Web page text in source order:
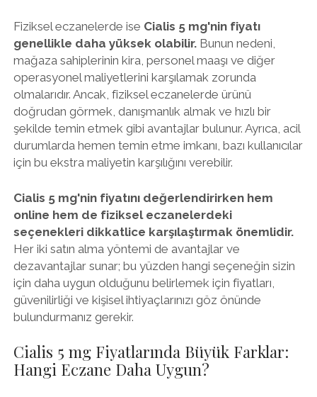
Fiziksel eczanelerde ise Cialis 5 mg'nin fiyatı
genellikle daha yüksek olabilir.Bunun nedeni,
mağaza sahiplerinin kira, personel maaşı ve diğer
operasyonel maliyetlerini karşılamak zorunda
olmalarıdır. Ancak, fiziksel eczanelerde ürünü
doğrudan görmek, danışmanlık almak ve hızlı bir
şekilde temin etmek gibi avantajlar bulunur. Ayrıca, acil
durumlarda hemen temin etme imkanı, bazı kullanıcılar
için bu ekstra maliyetin karşılığını verebilir.
Cialis 5 mg'nin fiyatını değerlendirirken hem
online hem de fiziksel eczanelerdeki
seçenekleri dikkatlice karşılaştırmak önemlidir.
Her iki satın alma yöntemi de avantajlar ve
dezavantajlar sunar; bu yüzden hangi seçeneğin sizin
için daha uygun olduğunu belirlemek için fiyatları,
güvenilirliği ve kişisel ihtiyaçlarınızı göz önünde
bulundurmanız gerekir.
Cialis 5 mg Fiyatlarında Büyük Farklar:
Hangi Eczane Daha Uygun?